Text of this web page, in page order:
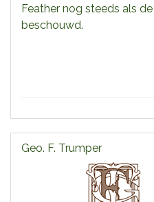
Feather nog steeds als
beschouwd.
Geo. F. Trumper